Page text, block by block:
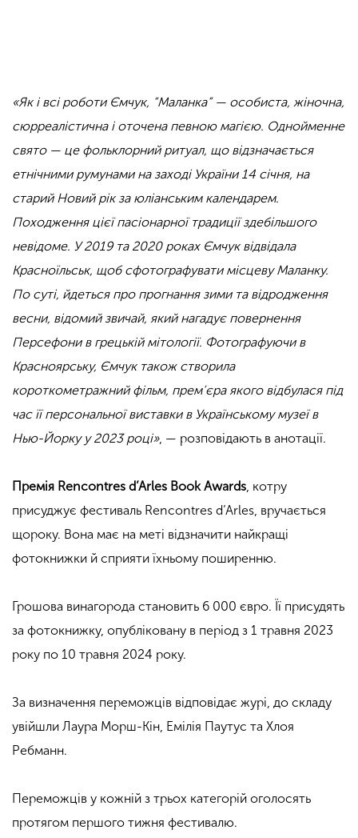
«Як і всі роботи Ємчук, “Маланка” — особиста, жіночна,
сюрреалістична і оточена певною магією. Однойменне
свято — це фольклорний ритуал, що відзначається
етнічними румунами на заході України 14 січня, на
старий Новий рік за юліанським календарем.
Походження цієї пасіонарної традиції здебільшого
невідоме. У 2019 та 2020 роках Ємчук відвідала
Красноїльськ, щоб сфотографувати місцеву Маланку.
По суті, йдеться про прогнання зими та відродження
весни, відомий звичай, який нагадує повернення
Персефони в грецькій мітології. Фотографуючи в
Красноярську, Ємчук також створила
короткометражний фільм, прем’єра якого відбулася під
час її персональної виставки в Українському музеї в
Нью-Йорку у 2023 році», — розповідають в анотації.
Премія Rencontres d’Arles Book Awards, котру
присуджує фестиваль Rencontres d’Arles, вручається
щороку. Вона має на меті відзначити найкращі
фотокнижки й сприяти їхньому поширенню.
Грошова винагорода становить 6 000 євро. Її присудять
за фотокнижку, опубліковану в період з 1 травня 2023
року по 10 травня 2024 року.
За визначення переможців відповідає журі, до складу
увійшли Лаура Морш-Кін, Емілія Паутус та Хлоя
Ребманн.
Переможців у кожній з трьох категорій оголосять
протягом першого тижня фестивалю.